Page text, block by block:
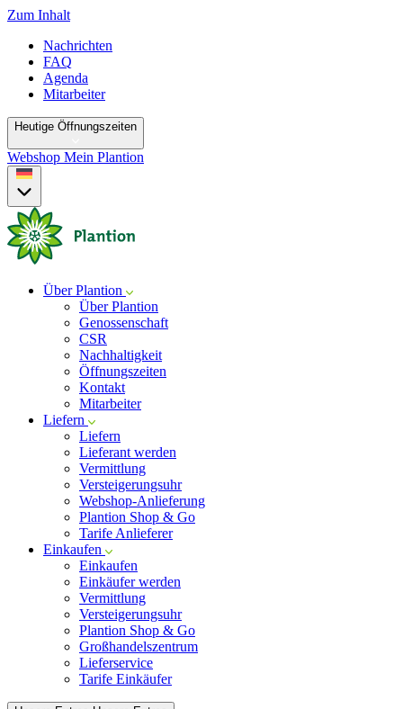
Zum Inhalt
Nachrichten
FAQ
Agenda
Mitarbeiter
Heutige Öffnungszeiten
Webshop Mein Plantion
Über Plantion
Über Plantion
Genossenschaft
CSR
Nachhaltigkeit
Öffnungszeiten
Kontakt
Mitarbeiter
Liefern
Liefern
Lieferant werden
Vermittlung
Versteigerungsuhr
Webshop-Anlieferung
Plantion Shop & Go
Tarife Anlieferer
Einkaufen
Einkaufen
Einkäufer werden
Vermittlung
Versteigerungsuhr
Plantion Shop & Go
Großhandelszentrum
Lieferservice
Tarife Einkäufer